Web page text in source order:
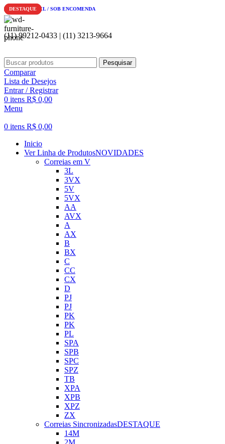
(11) 99212-0433 | (11) 3213-9664
Pesquisar
Comparar
Lista de Desejos
Entrar / Registrar
0 itens R$ 0,00
Menu
0 itens R$ 0,00
Inicio
Ver Linha de ProdutosNOVIDADES
Correias em V
3L
3VX
5V
5VX
AA
AVX
A
AX
B
BX
C
CC
CX
D
PJ
PJ
PK
PK
PL
SPA
SPB
SPC
SPZ
TB
XPA
XPB
XPZ
ZX
Correias SincronizadasDESTAQUE
14M
2M
DESTAQUE
INDISPONIVEL / SOB ENCOMENDA
DESTAQUE